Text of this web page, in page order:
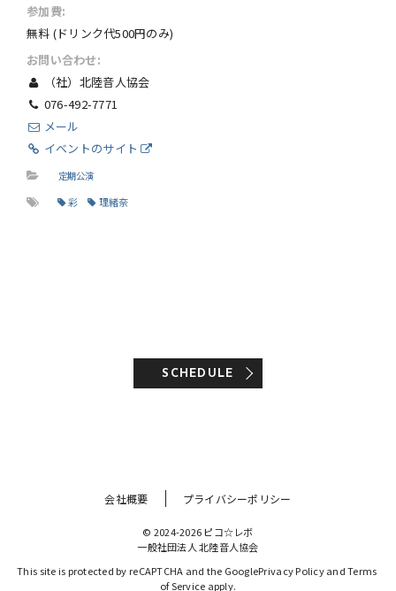
参加費:
無料 (ドリンク代500円のみ​)
お問い合わせ:
（社）北陸音人協会
076-492-7771
メール
イベントのサイト
定期公演
彩 理緒奈
SCHEDULE
会社概要 プライバシーポリシー
© 2024-2026 ピコ☆レボ
一般社団法人 北陸音人協会
This site is protected by reCAPTCHA and the GooglePrivacy Policy and Terms
of Service apply.